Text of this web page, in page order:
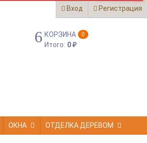
Вход Регистрация
КОРЗИНА 0
Итого: 0₽
ОКНА ОТДЕЛКА ДЕРЕВОМ